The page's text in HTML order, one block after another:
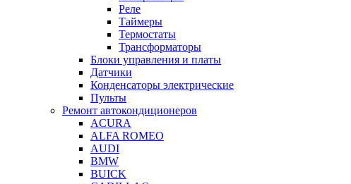
Реле
Таймеры
Термостаты
Трансформаторы
Блоки управления и платы
Датчики
Конденсаторы электрические
Пульты
Ремонт автокондиционеров
ACURA
ALFA ROMEO
AUDI
BMW
BUICK